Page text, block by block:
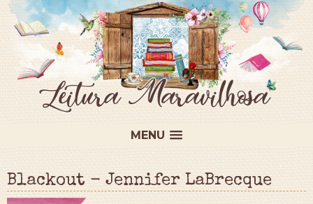
MENU
Blackout - Jennifer LaBrecque